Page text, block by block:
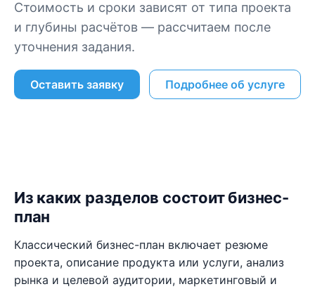
Стоимость и сроки зависят от типа проекта
и глубины расчётов — рассчитаем после
уточнения задания.
Оставить заявку Подробнее об услуге
Из каких разделов состоит бизнес-
план
Классический бизнес-план включает резюме
проекта, описание продукта или услуги, анализ
рынка и целевой аудитории, маркетинговый и